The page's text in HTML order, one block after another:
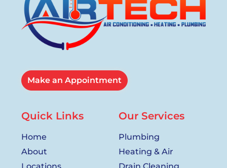
Make an Appointment
Quick Links
Home
About
Our Services
Plumbing
Heating & Air